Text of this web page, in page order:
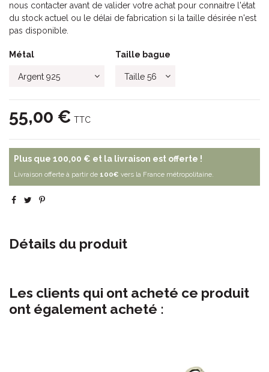
nous contacter avant de valider votre achat pour connaitre l'état
du stock actuel ou le délai de fabrication si la taille désirée n'est
pas disponible.
Métal Taille bague
55,00 € TTC
Plus que 100,00 € et la livraison est offerte !
Livraison offerte à partir de 100€ vers la France métropolitaine.
Détails du produit
Les clients qui ont acheté ce produit
ont également acheté :